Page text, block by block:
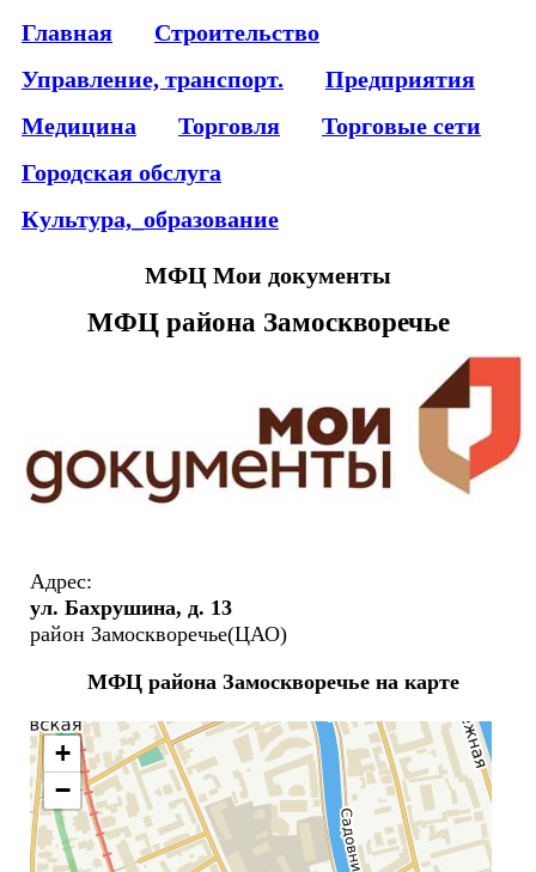
Главная
Строительство
Управление, транспорт.
Предприятия
Медицина
Торговля
Торговые сети
Городская обслуга
Культура,_образование
МФЦ Мои документы
МФЦ района Замоскворечье
Адрес:
ул. Бахрушина, д. 13
район Замоскворечье(ЦАО)
МФЦ района Замоскворечье на карте
+
−